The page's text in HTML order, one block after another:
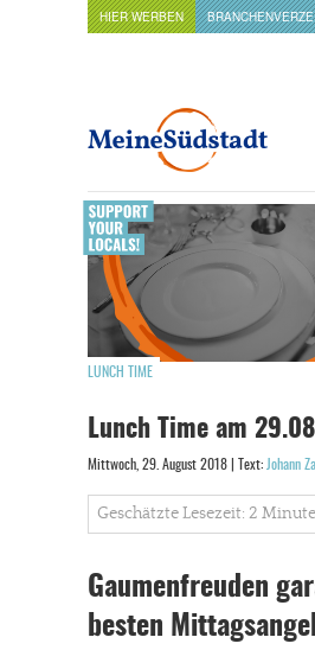
HIER WERBEN
LUNCH TIME
Lunch Time am
Mittwoch, 29. August 2018 | Text: Johann
Geschätzte Lesezeit: 2
Gaumenfreuden
besten